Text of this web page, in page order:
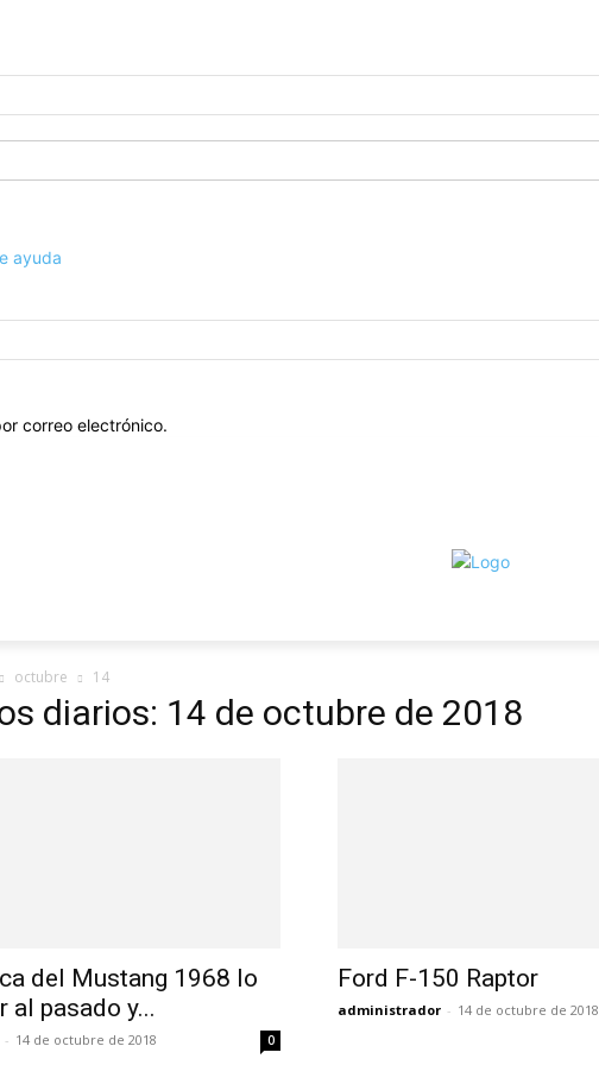
ayuda
correo electrónico.
octubre 14
diarios: 14 de octubre de 2018
del Mustang 1968 lo
al pasado y...
- 14 de octubre de 2018 0
Ford F-150 Raptor
administrador - 14 de octubre de 2018